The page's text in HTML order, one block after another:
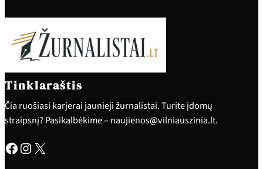
Tinklaraštis
Čia ruošiasi karjerai jaunieji žurnalistai. Turite įdomų
straipsnį? Pasikalbėkime – naujienos@vilniauszinia.lt.
Facebook Instagram X